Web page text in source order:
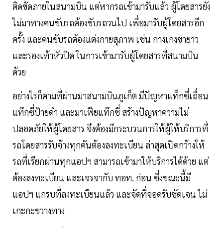
ติดขัดภายในสนามบิน แต่หากรถเข้ามารับแล้ว ผู้โดยสารยัง
ไม่มาทางคนขับรถต้องขับรถวนไป เพื่อมารับผู้โดยสารอีก
ครั้ง และคนขับรถต้องแต่งกายสุภาพ เช่น กางเกงขายาว
และรองเท้าหัวปิด ในการเข้ามารับผู้โดยสารที่สนามบิน
ด้วย
อย่างไรก็ตามที่ผ่านมาสนามบินภูเก็ต มีปัญหาแท็กซี่เถื่อน
แท๊กซี่ป้ายดำ และมาเฟียแท๊กซี่ สร้างปัญหาความไม่
ปลอดภัยให้ผู้โดยสาร จึงต้องมีกระบวนการให้ผู้ให้บริการที่
รถโดยสารรับจ้างทุกคันต้องลงทะเบียน ล่าสุดเปิดกว้างให้
รถที่เรียกผ่านทุกแอปฯ สามารถเข้ามาให้บริการได้ด้วย แต่
ต้องลงทะเบียน และเจรจากับ ทอท. ก่อน ซึ่งขณะนี้มี
แอปฯ แกรบที่ลงทะเบียนแล้ว และจัดที่จอดรับชัดเจน ไม่
เกะกะขวางทาง